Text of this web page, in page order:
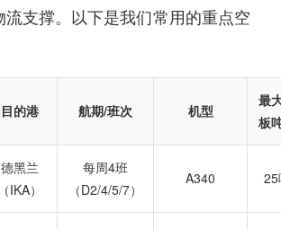
支撑。以下是我们常用的重点空
目的港 航期/班次 机型
最
板
德黑兰
（IKA）
每周4班
（D2/4/5/7）
A340